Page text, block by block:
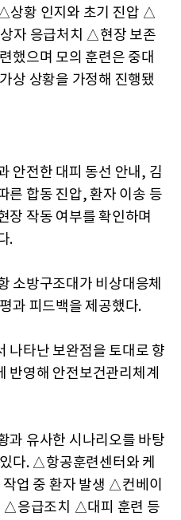
상황 인지와 초기 진압 △
자 응급처치 △현장 보존
했으며 모의 훈련은 중대
상 상황을 가정해 진행됐
안전한 대피 동선 안내, 김
른 합동 진압, 환자 이송 등
장 작동 여부를 확인하며
.
소방구조대가 비상대응체
과 피드백을 제공했다.
나타난 보완점을 토대로 향
반영해 안전보건관리체계
과 유사한 시나리오를 바탕
다. △항공훈련센터와 케
업 중 환자 발생 △컨베이
△응급조치 △대피 훈련 등